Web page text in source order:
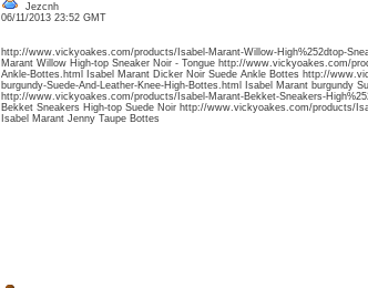
Jezcnh
06/11/2013 23:52 GMT
http://www.vickyoakes.com/products/Isabel-Marant-Willow-High%252dtop-
Marant Willow High-top Sneaker Noir - Tongue http://www.vickyoakes.com/
Ankle-Bottes.html Isabel Marant Dicker Noir Suede Ankle Bottes http://
burgundy-Suede-And-Leather-Knee-High-Bottes.html Isabel Marant burgundy
http://www.vickyoakes.com/products/Isabel-Marant-Bekket-Sneakers-
Bekket Sneakers High-top Suede Noir http://www.vickyoakes.com/products/
Isabel Marant Jenny Taupe Bottes